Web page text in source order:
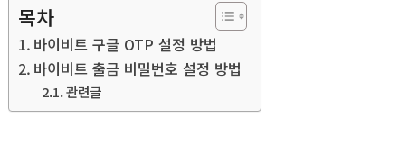
목차
바이비트 구글 OTP 설정 방법
바이비트 출금 비밀번호 설정 방법
관련글